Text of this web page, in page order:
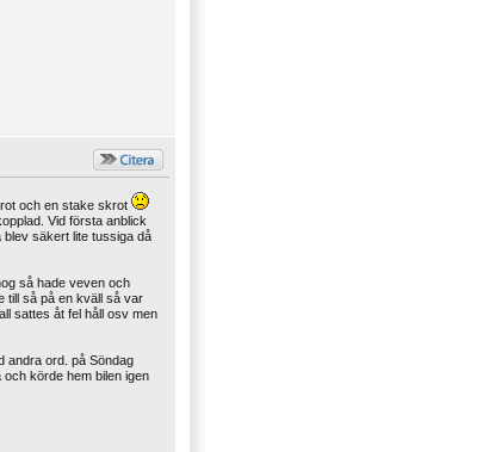
och en stake skrot
Vid första anblick
blev säkert lite tussiga då
så hade veven och
till så på en kväll så var
sattes åt fel håll osv men
andra ord. på Söndag
körde hem bilen igen